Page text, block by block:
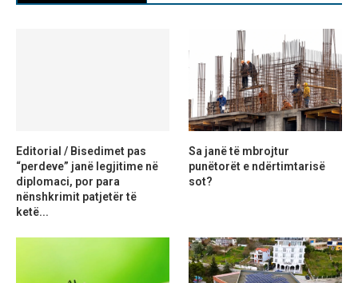
Editorial / Bisedimet pas
“perdeve” janë legjitime në
diplomaci, por para
nënshkrimit patjetër të
ketë...
Sa janë të mbrojtur
punëtorët e ndërtimtarisë
sot?